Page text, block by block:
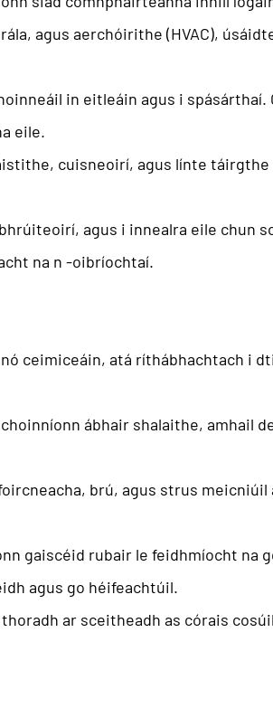
agus aerchóirithe (HVAC),
in eitleáin agus i
eile.
cuisneoirí, agus línte
agus i innealra eile chun
na n -oibríochtaí.
ceimiceáin, atá ríthábhachtach i
ábhair shalaithe, amhail
brú, agus strus meicniúil
gaiscéid rubair le feidhmíocht na
agus go héifeachtúil.
ar sceitheadh ​​as córais